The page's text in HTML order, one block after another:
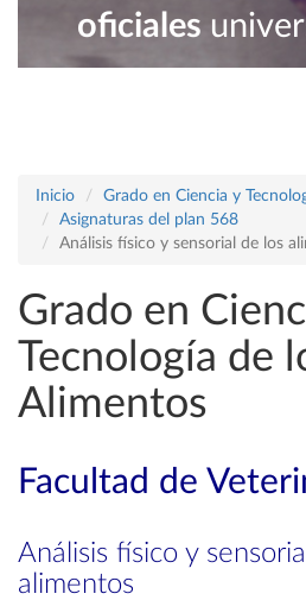
oficiales
Inicio
Grado en Ciencia y
Asignaturas del plan 568
Análisis físico y sensorial de los
Grado en
Tecnología de
Alimentos
Facultad de
Análisis físico y
alimentos